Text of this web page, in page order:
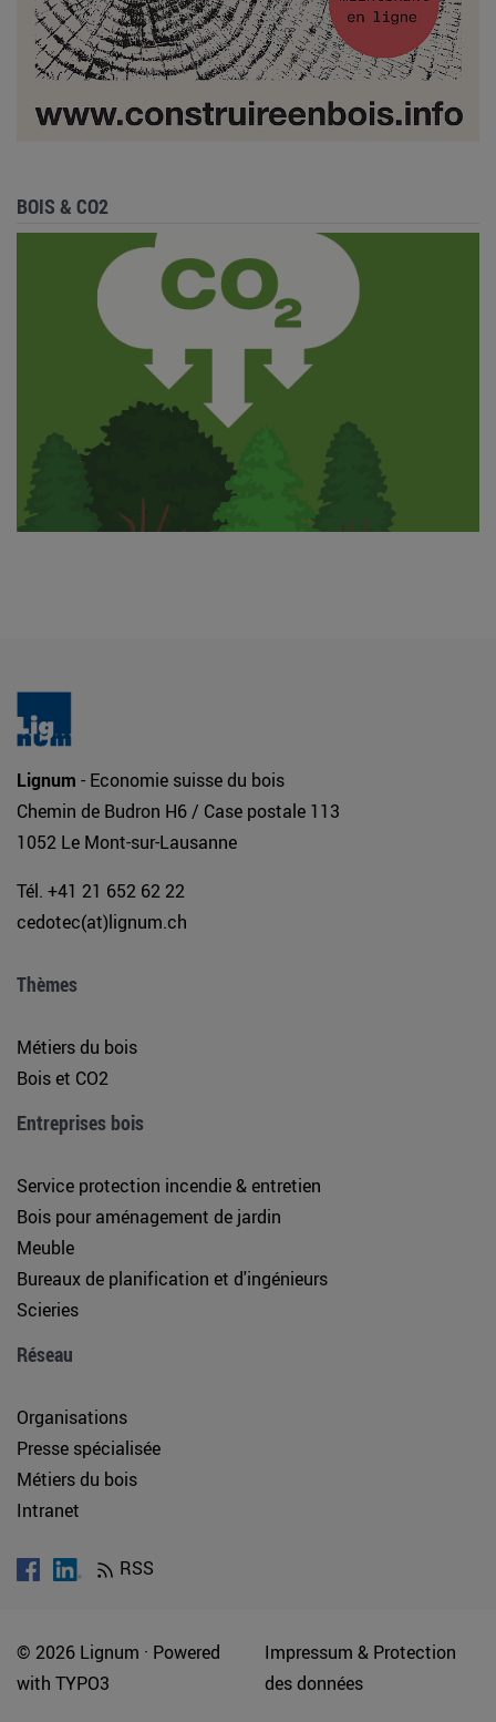
BOIS & CO2
Lignum - Economie suisse du bois
Chemin de Budron H6 / Case postale 113
1052 Le Mont-sur-Lausanne
Tél. +41 21 652 62 22
cedotec(at)lignum.ch
Thèmes
Métiers du bois
Bois et CO2
Entreprises bois
Service protection incendie & entretien
Bois pour aménagement de jardin
Meuble
Bureaux de planification et d'ingénieurs
Scieries
Réseau
Organisations
Presse spécialisée
Métiers du bois
Intranet
RSS
© 2026 Lignum · Powered
with TYPO3
Impressum & Protection
des données